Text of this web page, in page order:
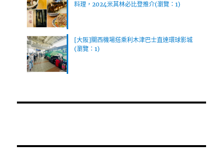
料理，2024米其林必比登推介(瀏覽：1)
[大阪]關西機場搭乘利木津巴士直達環球影城
(瀏覽：1)